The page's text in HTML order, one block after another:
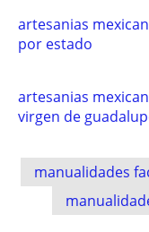
artesanias
por estado
artesanias
virgen de
Post
navigation
manualidades